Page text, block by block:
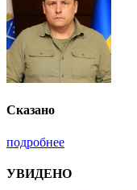
Сказано
подробнее
УВИДЕНО